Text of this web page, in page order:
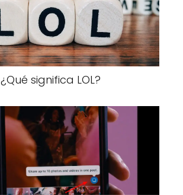
¿Qué significa LOL?